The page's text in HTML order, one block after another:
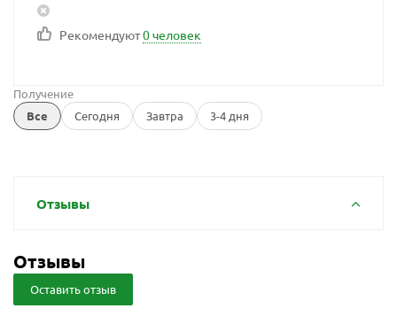
Рекомендуют0 человек
Получение
Все
Сегодня Завтра 3-4 дня
Отзывы
Отзывы
Оставить отзыв